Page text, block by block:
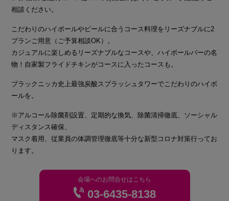
相談ください。
こだわりのハイボールやビールに合うコース料理をリーズナブルに2
プランご用意（ご予算相談OK）。
カジュアルに楽しめるリーズナブルなコースや、ハイボールバーの名
物！自家製フライドチキンがコースに入ったコースも。
ブラックニッカ史上最強炭酸スプラッシュタワーでこだわりのハイボ
ールを。
※アルコール除菌剤設置、定期的な換気、除菌清掃徹底、ソーシャル
ディスタンス確保、
マスク着用、従業員の体調管理徹底等十分な新型コロナ対策行ってお
ります。
会場へのお問合せはこちら
03‐6435‐8138